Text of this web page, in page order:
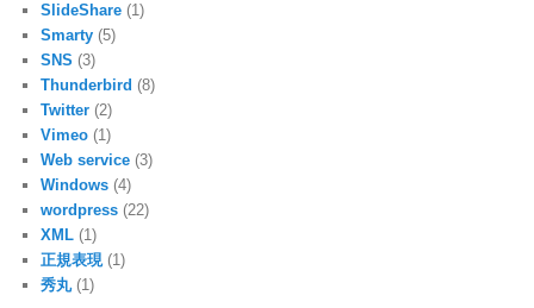
SlideShare (1)
Smarty (5)
SNS (3)
Thunderbird (8)
Twitter (2)
Vimeo (1)
Web service (3)
Windows (4)
wordpress (22)
XML (1)
正規表現(1)
秀丸(1)